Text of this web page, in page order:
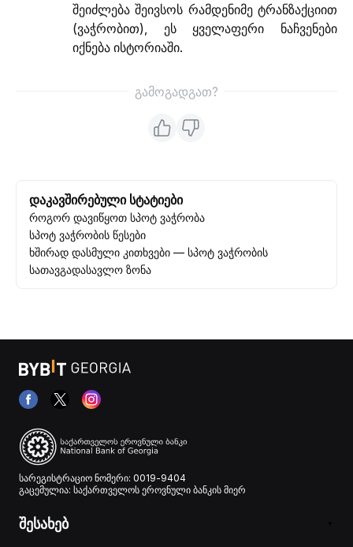
შეიძლება შეივსოს რამდენიმე ტრანზაქციით
(ვაჭრობით), ეს ყველაფერი ნაჩვენები
იქნება ისტორიაში.
გამოგადგათ?
დაკავშირებული სტატიები
როგორ დავიწყოთ სპოტ ვაჭრობა
სპოტ ვაჭრობის წესები
ხშირად დასმული კითხვები — სპოტ ვაჭრობის
სათავგადასავლო ზონა
სარეგისტრაციო ნომერი: 0019-9404
გაცემულია: საქართველოს ეროვნული ბანკის მიერ
შესახებ